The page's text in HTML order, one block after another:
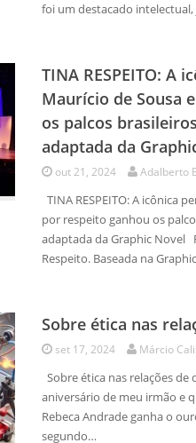
foi um destacado
TINA RESPEITO: A
Maurício de Sousa
os palcos
adaptada da
out 21, 2024 Adalberto
TINA RESPEITO: A icônica
por respeito ganhou os
adaptada da Graphic Novel
Respeito. Baseada na
Sobre ética nas
set 17, 2024 Márcio
Sobre ética nas relações
aniversário de meu irmão e
Rebeca Andrade ganha o
segundo…